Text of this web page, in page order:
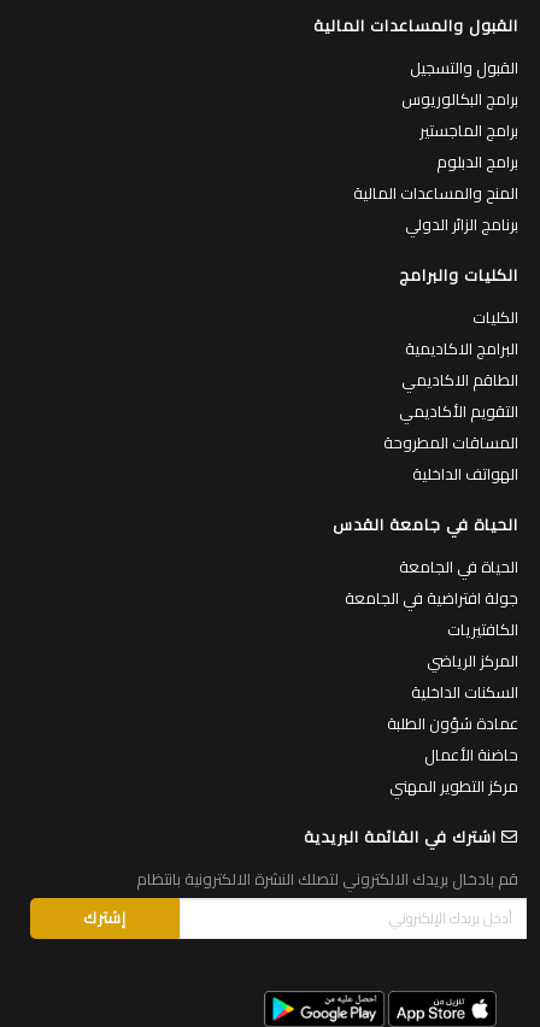
القبول والمساعدات المالية
القبول والتسجيل
برامج البكالوريوس
برامج الماجستير
برامج الدبلوم
المنح والمساعدات المالية
برنامج الزائر الدولي
الكليات والبرامج
الكليات
البرامج الاكاديمية
الطاقم الاكاديمي
التقويم الأكاديمي
المساقات المطروحة
الهواتف الداخلية
الحياة في جامعة القدس
الحياة في الجامعة
جولة افتراضية في الجامعة
الكافتيريات
المركز الرياضي
السكنات الداخلية
عمادة شؤون الطلبة
حاضنة الأعمال
مركز التطوير المهني
اشترك في القائمة البريدية
قم بادخال بريدك الالكتروني لتصلك النشرة الالكترونية بانتظام